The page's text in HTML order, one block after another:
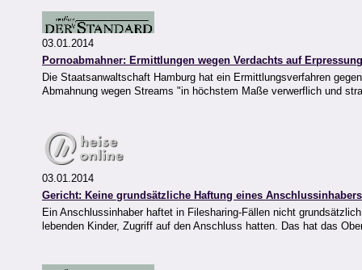
03.01.2014
Pornoabmahner: Ermittlungen wegen Verdachts auf Erpressung
Die Staatsanwaltschaft Hamburg hat ein Ermittlungsverfahren
Abmahnung wegen Streams "in höchstem Maße verwerflich und
03.01.2014
Gericht: Keine grundsätzliche Haftung eines
Ein Anschlussinhaber haftet in Filesharing-Fällen nicht
lebenden Kinder, Zugriff auf den Anschluss hatten. Das hat das